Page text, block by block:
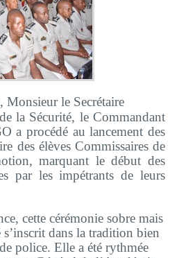
le Secrétaire
la Sécurité, le Commandant
a procédé au lancement des
des élèves Commissaires de
marquant le début des
par les impétrants de leurs
cette cérémonie sobre mais
dans la tradition bien
police. Elle a été rythmée